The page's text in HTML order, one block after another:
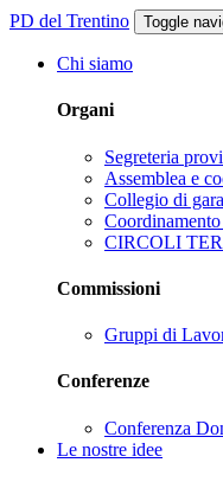
PD del Trentino Toggle
Chi siamo
Organi
Segreteria
Assemblea e
Collegio di
CIRCOLI
Commissioni
Gruppi di
Conferenze
Conferenza
Le nostre idee